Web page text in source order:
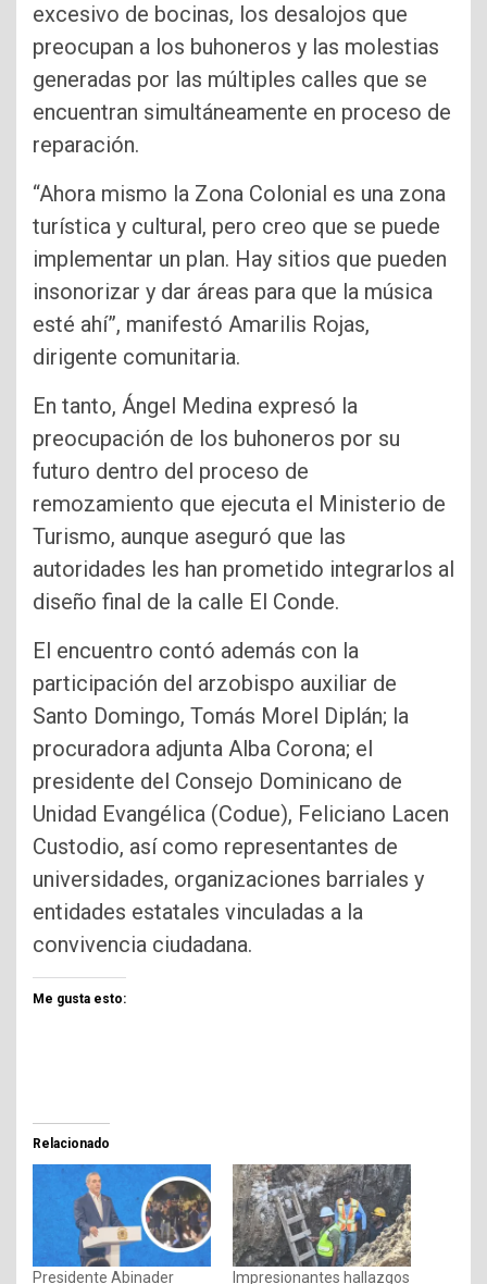
excesivo de bocinas, los desalojos que
preocupan a los buhoneros y las molestias
generadas por las múltiples calles que se
encuentran simultáneamente en proceso de
reparación.
“Ahora mismo la Zona Colonial es una zona
turística y cultural, pero creo que se puede
implementar un plan. Hay sitios que pueden
insonorizar y dar áreas para que la música
esté ahí”, manifestó Amarilis Rojas,
dirigente comunitaria.
En tanto, Ángel Medina expresó la
preocupación de los buhoneros por su
futuro dentro del proceso de
remozamiento que ejecuta el Ministerio de
Turismo, aunque aseguró que las
autoridades les han prometido integrarlos al
diseño final de la calle El Conde.
El encuentro contó además con la
participación del arzobispo auxiliar de
Santo Domingo, Tomás Morel Diplán; la
procuradora adjunta Alba Corona; el
presidente del Consejo Dominicano de
Unidad Evangélica (Codue), Feliciano Lacen
Custodio, así como representantes de
universidades, organizaciones barriales y
entidades estatales vinculadas a la
convivencia ciudadana.
Me gusta esto:
Relacionado
Presidente Abinader
Impresionantes hallazgos